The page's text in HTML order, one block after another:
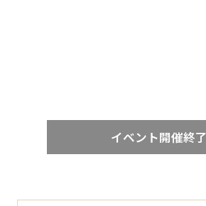
イベント開催終了